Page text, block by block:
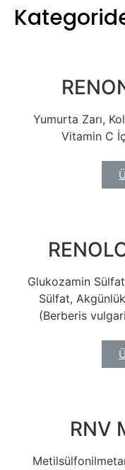
Yumurta Zarı,
Vitamin C
Glukozamin
Sülfat,
(Berberis
RNV